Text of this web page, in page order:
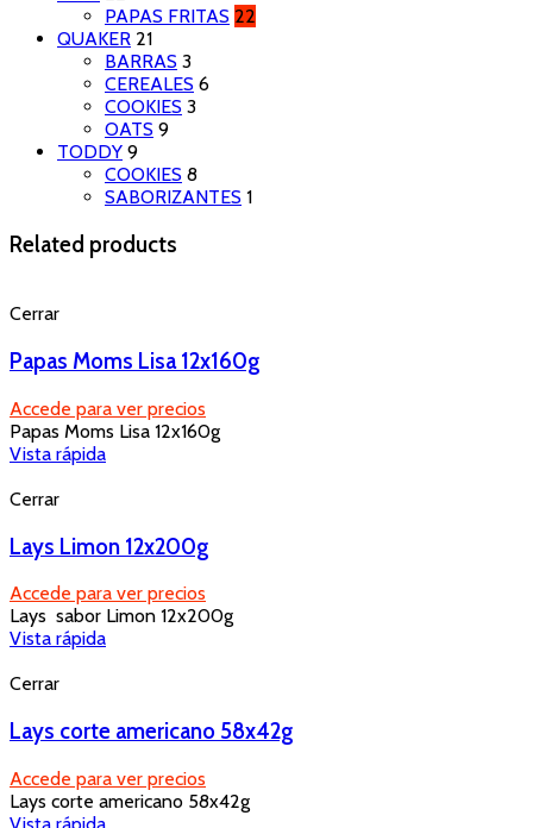
PAPAS FRITAS 22
QUAKER 21
BARRAS 3
CEREALES 6
COOKIES 3
OATS 9
TODDY 9
COOKIES 8
SABORIZANTES 1
Related products
Cerrar
Papas Moms Lisa 12x160g
Accede para ver precios
Papas Moms Lisa 12x160g
Vista rápida
Cerrar
Lays Limon 12x200g
Accede para ver precios
Lays sabor Limon 12x200g
Vista rápida
Cerrar
Lays corte americano 58x42g
Accede para ver precios
Lays corte americano 58x42g
Vista rápida